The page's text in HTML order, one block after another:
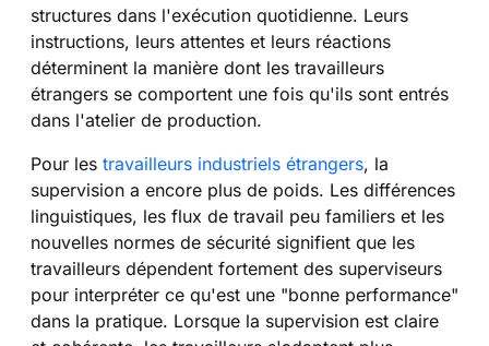
structures dans l'exécution quotidienne. Leurs
instructions, leurs attentes et leurs réactions
déterminent la manière dont les travailleurs
étrangers se comportent une fois qu'ils sont entrés
dans l'atelier de production.
Pour les travailleurs industriels étrangers, la
supervision a encore plus de poids. Les différences
linguistiques, les flux de travail peu familiers et les
nouvelles normes de sécurité signifient que les
travailleurs dépendent fortement des superviseurs
pour interpréter ce qu'est une "bonne performance"
dans la pratique. Lorsque la supervision est claire